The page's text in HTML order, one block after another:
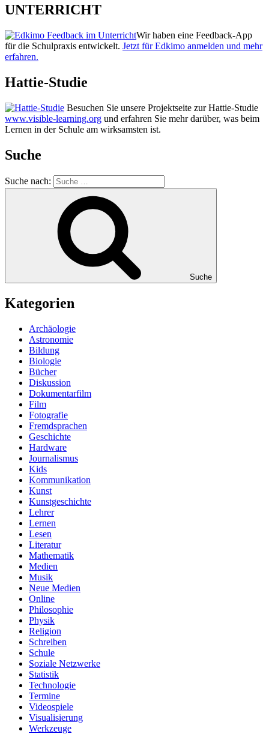
UNTERRICHT
Wir haben eine Feedback-App
für die Schulpraxis entwickelt. Jetzt für Edkimo anmelden und mehr
erfahren.
Hattie-Studie
Besuchen Sie unsere Projektseite zur Hattie-Studie
www.visible-learning.org und erfahren Sie mehr darüber, was beim
Lernen in der Schule am wirksamsten ist.
Suche
Suche nach:
Suche
Kategorien
Archäologie
Astronomie
Bildung
Biologie
Bücher
Diskussion
Dokumentarfilm
Film
Fotografie
Fremdsprachen
Geschichte
Hardware
Journalismus
Kids
Kommunikation
Kunst
Kunstgeschichte
Lehrer
Lernen
Lesen
Literatur
Mathematik
Medien
Musik
Neue Medien
Online
Philosophie
Physik
Religion
Schreiben
Schule
Soziale Netzwerke
Statistik
Technologie
Termine
Videospiele
Visualisierung
Werkzeuge